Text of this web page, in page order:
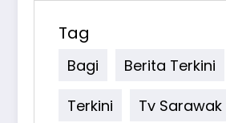
Tag
Bagi Berita Terkini
Terkini
Tv Sarawak